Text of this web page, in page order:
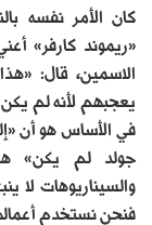
كان الأمر نفسه
«ريموند كارفر»
الاسمين، قال:
يعجبهم لأنه لم
في الأساس هو أن
جولد لم يكن»
والسيناريوهات لا
فنحن نستخدم